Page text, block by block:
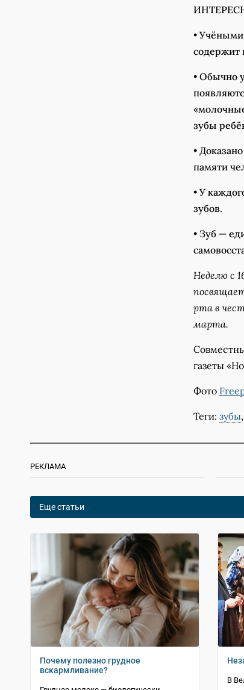
• Учёными
содержит
• Обычно
зубы
•
памяти
• У
зубов.
• Зуб —
Неделю с
рта в
марта.
газеты
Фото
Теги: зубы,
РЕКЛАМА
Еще статьи
Почему полезно грудное
вскармливание?
В